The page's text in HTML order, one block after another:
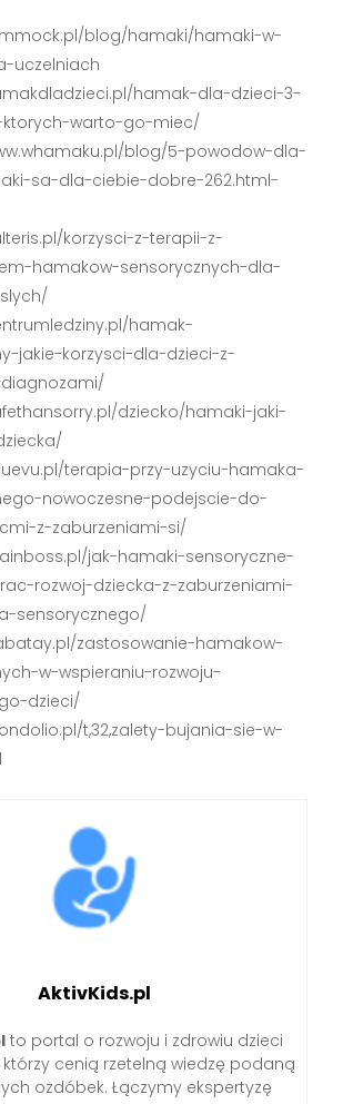
blog/hamaki/hamaki-w-
uczelniach
hamak-dla-dzieci-3-
warto-go-miec/
blog/5-powodow-dla-
sa-dla-ciebie-dobre-262.html-
korzysci-z-terapii-z-
hamakow-sensorycznych-dla-
hamak-
jakie-korzysci-dla-dzieci-z-
dziecko/hamaki-jaki-
terapia-przy-uzyciu-hamaka-
nowoczesne-podejscie-do-
z-zaburzeniami-si/
jak-hamaki-sensoryczne-
rozwoj-dziecka-z-zaburzeniami-
sensorycznego/
zastosowanie-hamakow-
w-wspieraniu-rozwoju-
dzieci/
t,32,zalety-bujania-sie-w-
AktivKids.pl
to portal o rozwoju i zdrowiu dzieci
cenią rzetelną wiedzę podaną
ozdóbek. Łączymy ekspertyzę